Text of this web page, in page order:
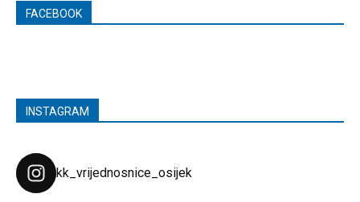
FACEBOOK
INSTAGRAM
kk_vrijednosnice_osijek